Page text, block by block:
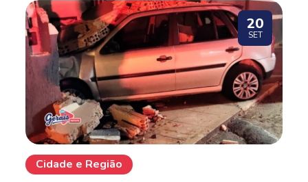
20
SET
Cidade e Região